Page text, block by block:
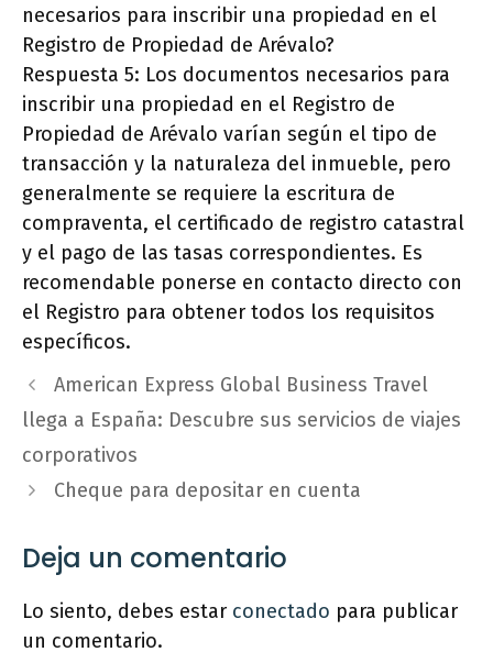
necesarios para inscribir una propiedad en el
Registro de Propiedad de Arévalo?
Respuesta 5: Los documentos necesarios para
inscribir una propiedad en el Registro de
Propiedad de Arévalo varían según el tipo de
transacción y la naturaleza del inmueble, pero
generalmente se requiere la escritura de
compraventa, el certificado de registro catastral
y el pago de las tasas correspondientes. Es
recomendable ponerse en contacto directo con
el Registro para obtener todos los requisitos
específicos.
American Express Global Business Travel
llega a España: Descubre sus servicios de viajes
corporativos
Cheque para depositar en cuenta
Deja un comentario
Lo siento, debes estar conectado para publicar
un comentario.